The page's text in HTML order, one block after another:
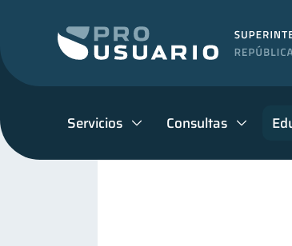
Servicios Consultas